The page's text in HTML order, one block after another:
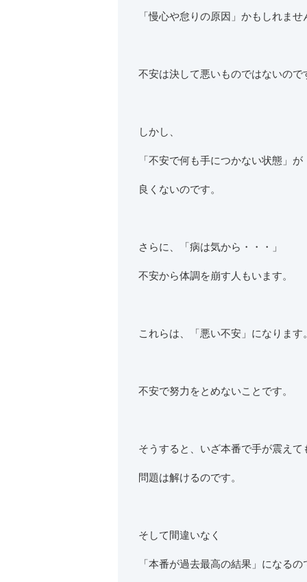
「慢心や怠りの原因」かもしれませ
不安は決して悪いものではないので
しかし、
「不安で何も手につかない状態」が
良くないのです。
さらに、「病は気から・・・」
不安から体調を崩す人もいます。
これらは、「悪い不安」になります
不安で努力をとめないことです。
そうすると、いざ本番で手が震えて
問題は解けるのです。
そして間違いなく
「本番が過去最高の結果」になるの